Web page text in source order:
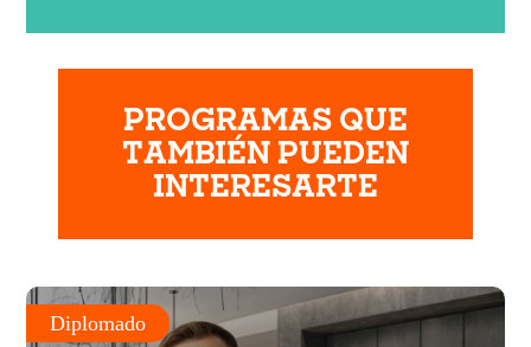
PROGRAMAS QUE
TAMBIÉN PUEDEN
INTERESARTE
Diplomado